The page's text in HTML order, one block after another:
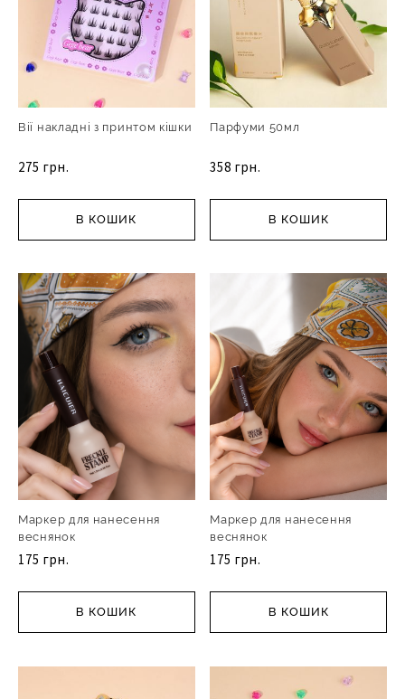
Вії накладні з принтом кішки
275 грн.
В КОШИК
Парфуми 50мл
358 грн.
В КОШИК
Маркер для нанесення
веснянок
175 грн.
В КОШИК
Маркер для нанесення
веснянок
175 грн.
В КОШИК